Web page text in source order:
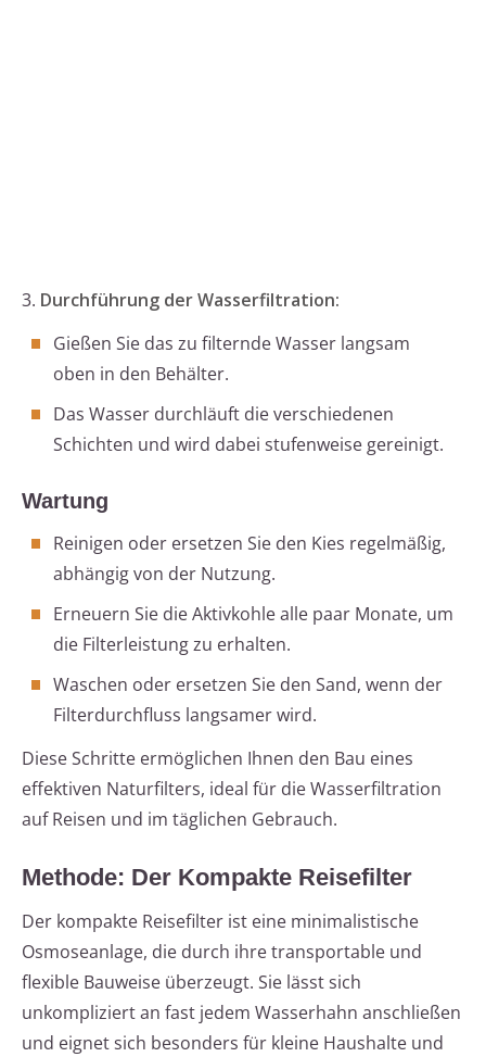
3. Durchführung der Wasserfiltration:
Gießen Sie das zu filternde Wasser langsam
oben in den Behälter.
Das Wasser durchläuft die verschiedenen
Schichten und wird dabei stufenweise gereinigt.
Wartung
Reinigen oder ersetzen Sie den Kies regelmäßig,
abhängig von der Nutzung.
Erneuern Sie die Aktivkohle alle paar Monate, um
die Filterleistung zu erhalten.
Waschen oder ersetzen Sie den Sand, wenn der
Filterdurchfluss langsamer wird.
Diese Schritte ermöglichen Ihnen den Bau eines
effektiven Naturfilters, ideal für die Wasserfiltration
auf Reisen und im täglichen Gebrauch.
Methode: Der Kompakte Reisefilter
Der kompakte Reisefilter ist eine minimalistische
Osmoseanlage, die durch ihre transportable und
flexible Bauweise überzeugt. Sie lässt sich
unkompliziert an fast jedem Wasserhahn anschließen
und eignet sich besonders für kleine Haushalte und